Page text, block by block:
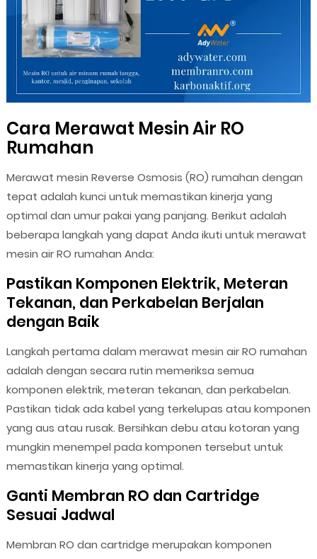
Cara Merawat Mesin Air RO
Rumahan
Merawat mesin Reverse Osmosis (RO) rumahan dengan
tepat adalah kunci untuk memastikan kinerja yang
optimal dan umur pakai yang panjang. Berikut adalah
beberapa langkah yang dapat Anda ikuti untuk merawat
mesin air RO rumahan Anda:
Pastikan Komponen Elektrik, Meteran
Tekanan, dan Perkabelan Berjalan
dengan Baik
Langkah pertama dalam merawat mesin air RO rumahan
adalah dengan secara rutin memeriksa semua
komponen elektrik, meteran tekanan, dan perkabelan.
Pastikan tidak ada kabel yang terkelupas atau komponen
yang aus atau rusak. Bersihkan debu atau kotoran yang
mungkin menempel pada komponen tersebut untuk
memastikan kinerja yang optimal.
Ganti Membran RO dan Cartridge
Sesuai Jadwal
Membran RO dan cartridge merupakan komponen